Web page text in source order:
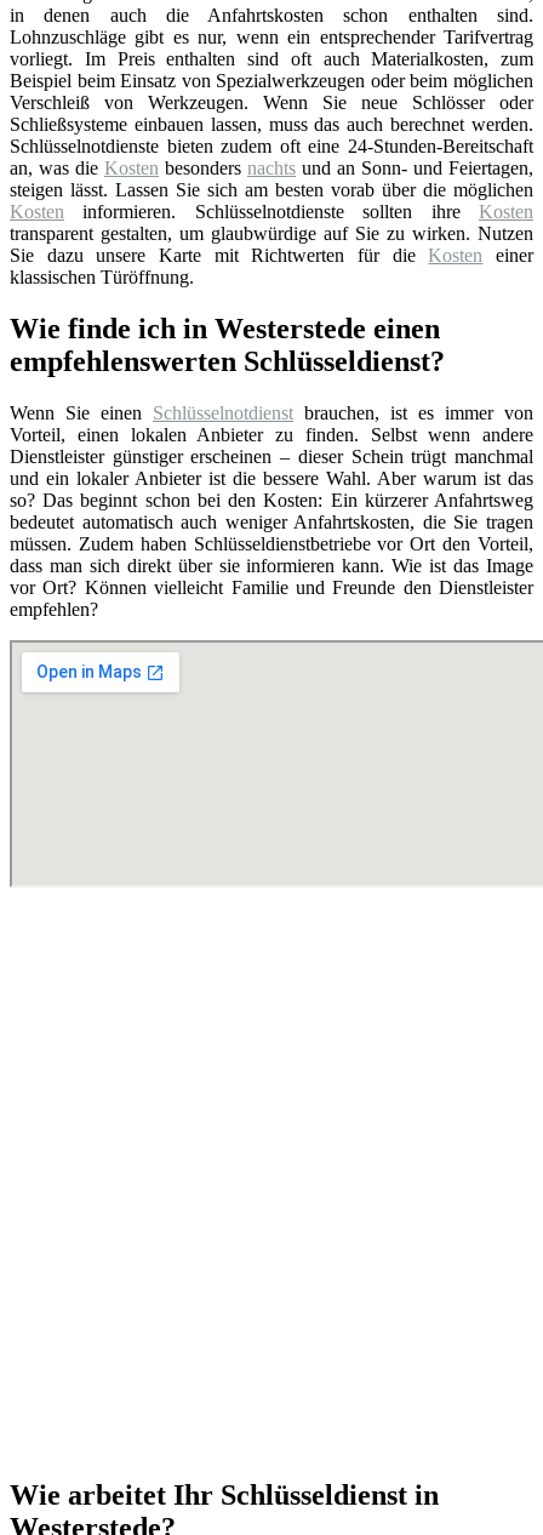
in denen auch die Anfahrtskosten schon enthalten sind.
Lohnzuschläge gibt es nur, wenn ein entsprechender Tarifvertrag
vorliegt. Im Preis enthalten sind oft auch Materialkosten, zum
Beispiel beim Einsatz von Spezialwerkzeugen oder beim möglichen
Verschleiß von Werkzeugen. Wenn Sie neue Schlösser oder
Schließsysteme einbauen lassen, muss das auch berechnet werden.
Schlüsselnotdienste bieten zudem oft eine 24-Stunden-Bereitschaft
an, was die Kosten besonders nachts und an Sonn- und Feiertagen,
steigen lässt. Lassen Sie sich am besten vorab über die möglichen
Kosten informieren. Schlüsselnotdienste sollten ihre Kosten
transparent gestalten, um glaubwürdige auf Sie zu wirken. Nutzen
Sie dazu unsere Karte mit Richtwerten für dieKosten einer
klassischen Türöffnung.
Wie finde ich in Westerstede einen
empfehlenswerten Schlüsseldienst?
Wenn Sie einen Schlüsselnotdienst brauchen, ist es immer von
Vorteil, einen lokalen Anbieter zu finden. Selbst wenn andere
Dienstleister günstiger erscheinen – dieser Schein trügt manchmal
und ein lokaler Anbieter ist die bessere Wahl. Aber warum ist das
so? Das beginnt schon bei den Kosten: Ein kürzerer Anfahrtsweg
bedeutet automatisch auch weniger Anfahrtskosten, die Sie tragen
müssen. Zudem haben Schlüsseldienstbetriebe vor Ort den Vorteil,
dass man sich direkt über sie informieren kann. Wie ist das Image
vor Ort? Können vielleicht Familie und Freunde den Dienstleister
empfehlen?
Wie arbeitet Ihr Schlüsseldienst in
Westerstede?